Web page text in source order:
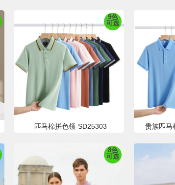
9色
可选
匹马棉拼色领-SD25303 贵族匹马
8色
可选